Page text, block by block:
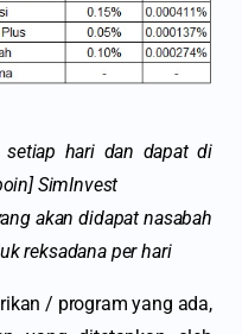
setiap hari dan dapat di
SimInvest
akan didapat nasabah
reksadana per hari
/ program yang ada,